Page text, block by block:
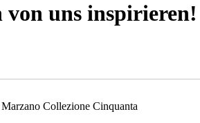
von uns inspirieren!